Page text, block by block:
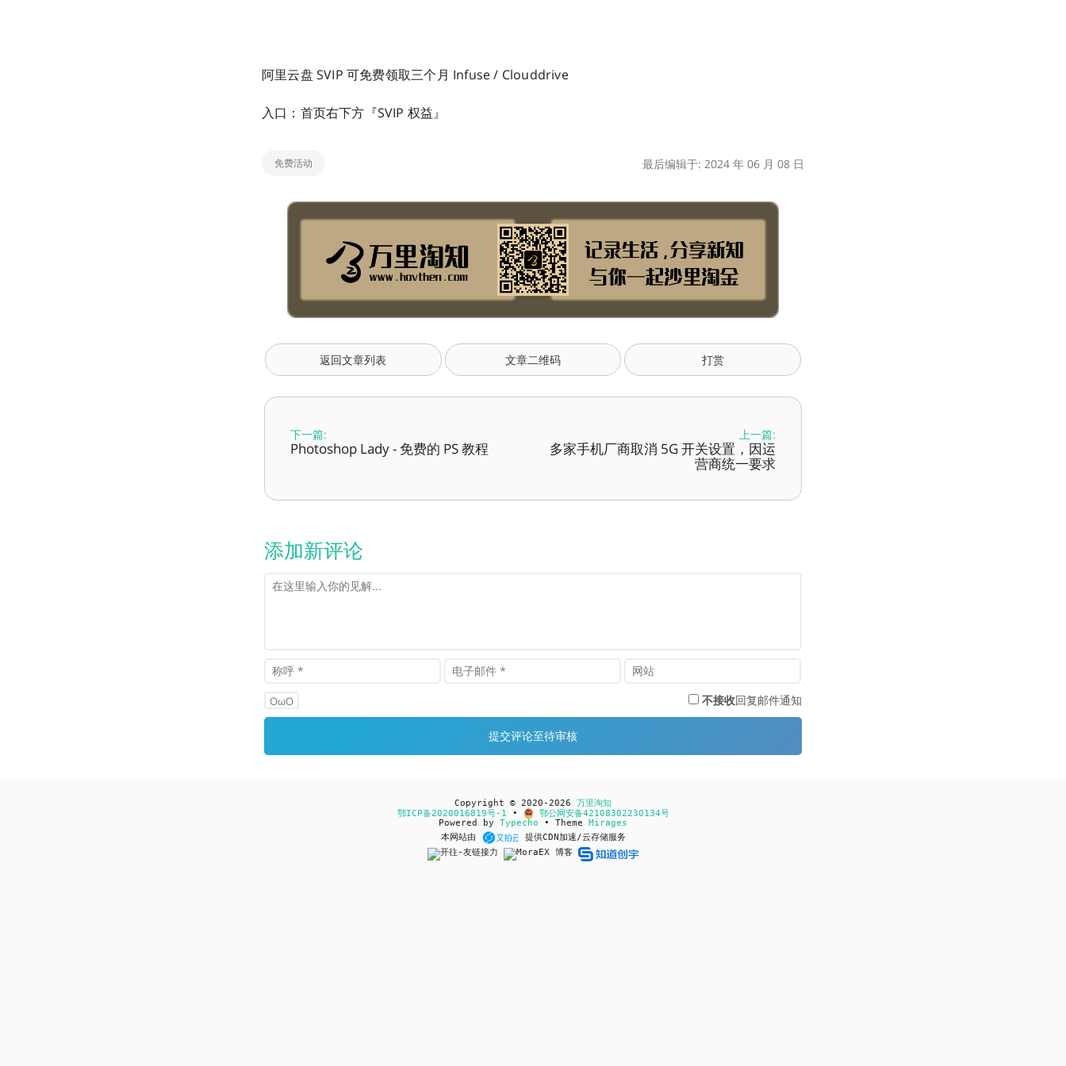
阿里云盘 SVIP 可免费领取三个月 Infuse / Clouddrive
入口：首页右下方『SVIP 权益』
免费活动 最后编辑于: 2024 年 06 月 08 日
返回文章列表 文章二维码 打赏
下一篇:
Photoshop Lady - 免费的 PS 教程
上一篇:
多家手机厂商取消 5G 开关设置，因运
营商统一要求
添加新评论
OωO 不接收回复邮件通知
Copyright © 2020-2026 万里淘知
鄂ICP备2020016819号-1 •
鄂公网安备42108302230134号
Powered by Typecho • Theme Mirages
本网站由
提供CDN加速/云存储服务